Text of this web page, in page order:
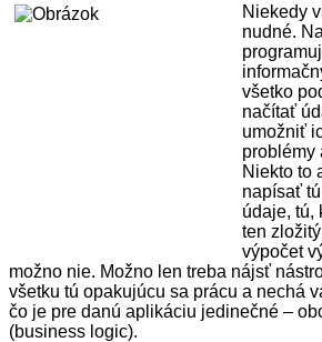
Niekedy
nudné.
všetko
načítať
umožniť
problémy
Niekto to
napísať
údaje, tú,
ten
výpočet
možno nie. Možno len treba nájsť
všetku tú opakujúcu sa prácu a nechá
čo je pre danú aplikáciu jedinečné –
(business logic).